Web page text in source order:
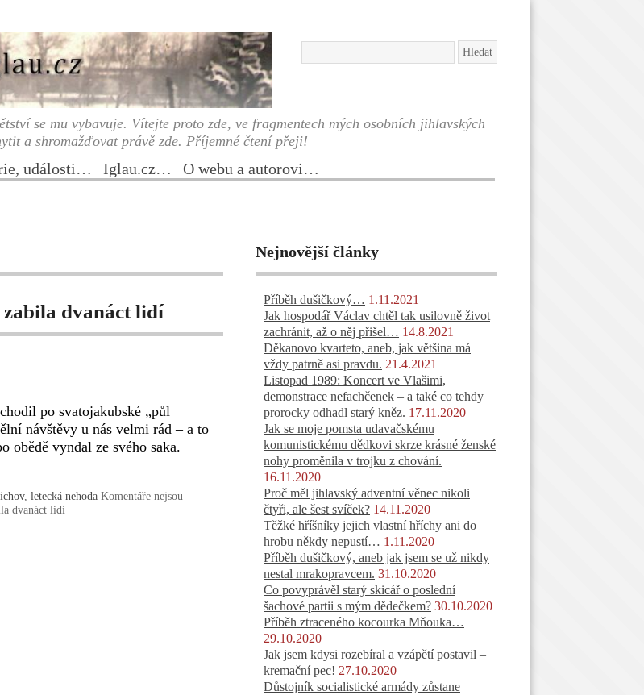
se mu vybavuje. Vítejte proto zde, ve fragmentech mých osobních jihlavských
a shromažďovat právě zde. Příjemné čtení přeji!
události… Iglau.cz… O webu a autorovi…
dvanáct lidí
po svatojakubské „půl
návštěvy u nás velmi rád – a to
obědě vyndal ze svého saka.
, letecká nehoda Komentáře nejsou
dvanáct lidí
Nejnovější články
Příběh dušičkový… 1.11.2021
Jak hospodář Václav chtěl tak usilovně život
zachránit, až o něj přišel… 14.8.2021
Děkanovo kvarteto, aneb, jak většina má
vždy patrně asi pravdu. 21.4.2021
Listopad 1989: Koncert ve Vlašimi,
demonstrace nefachčenek – a také co tehdy
prorocky odhadl starý kněz. 17.11.2020
Jak se moje pomsta udavačskému
komunistickému dědkovi skrze krásné ženské
nohy proměnila v trojku z chování.
16.11.2020
Proč měl jihlavský adventní věnec nikoli
čtyři, ale šest svíček? 14.11.2020
Těžké hříšníky jejich vlastní hříchy ani do
hrobu někdy nepustí… 1.11.2020
Příběh dušičkový, aneb jak jsem se už nikdy
nestal mrakopravcem. 31.10.2020
Co povyprávěl starý skicář o poslední
šachové partii s mým dědečkem? 30.10.2020
Příběh ztraceného kocourka Mňouka…
29.10.2020
Jak jsem kdysi rozebíral a vzápětí postavil –
kremační pec! 27.10.2020
Důstojník socialistické armády zůstane